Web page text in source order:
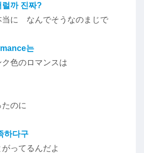
럴까 진짜?
当に なんでそうなのまじで
는
色のロマンスは
のに
하다구
ってるんだよ